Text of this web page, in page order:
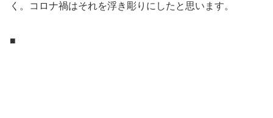
く。コロナ禍はそれを浮き彫りにしたと思います。
■